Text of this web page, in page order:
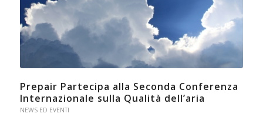
Prepair Partecipa alla Seconda Conferenza
Internazionale sulla Qualità dell’aria
NEWS ED EVENTI